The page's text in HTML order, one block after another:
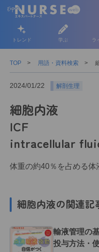
トレンド 学ぶ ラ
TOP 用語・資料検索
2024/01/22 解剖生理
細胞内液
ICF
intracellular
体重の約40％を占める体
細胞内液の関連記
輸液管理の
投与方法・